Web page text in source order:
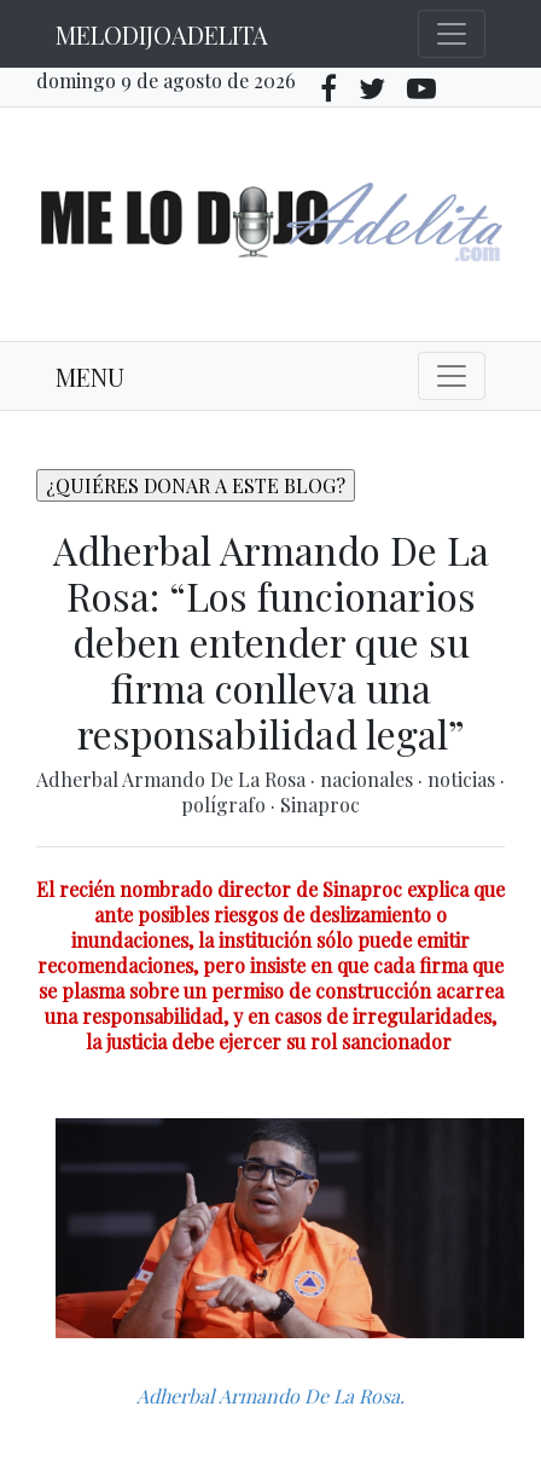
MELODIJOADELITA
domingo 9 de agosto de 2026
MENU
Adherbal Armando De La
Rosa: “Los funcionarios
deben entender que su
firma conlleva una
responsabilidad legal”
Adherbal Armando De La Rosa · nacionales · noticias ·
polígrafo · Sinaproc
El recién nombrado director de Sinaproc explica que
ante posibles riesgos de deslizamiento o
inundaciones, la institución sólo puede emitir
recomendaciones, pero insiste en que cada firma que
se plasma sobre un permiso de construcción acarrea
una responsabilidad, y en casos de irregularidades,
la justicia debe ejercer su rol sancionador
Adherbal Armando De La Rosa.